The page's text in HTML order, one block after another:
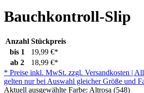
Bauchkontroll-Slip
Anzahl Stückpreis
bis 1
19,99 €*
ab 2
18,99 €*
* Preise inkl. MwSt. zzgl. Versandkosten |
gelten nur bei Auswahl gleicher Größe und
Aktuell ausgewählte Farbe: Altrosa (548)